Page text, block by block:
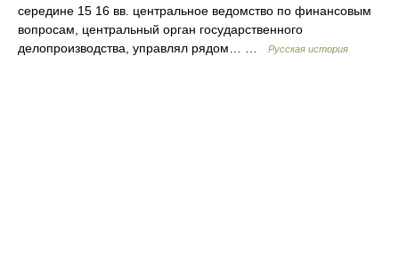
середине 15 16 вв. центральное ведомство по финансовым
вопросам, центральный орган государственного
делопроизводства, управлял рядом… …
Русская история